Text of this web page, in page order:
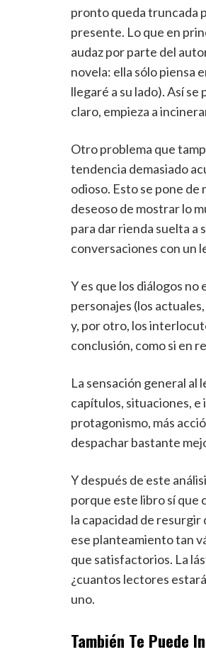
pronto queda truncada
presente. Lo que en
audaz por parte del
novela: ella sólo piensa
llegaré a su lado). Así
claro, empieza a
Otro problema que
tendencia demasiado
odioso. Esto se pone
deseoso de mostrar lo
para dar rienda suelta a
conversaciones con un
Y es que los diálogos
personajes (los
y, por otro, los
conclusión, como si en
La sensación general al
capítulos, situaciones, e
protagonismo, más
despachar bastante
Y después de este
porque este libro sí que
la capacidad de resurgir
ese planteamiento tan
que satisfactorios. La
¿cuantos lectores
uno.
También Te Puede